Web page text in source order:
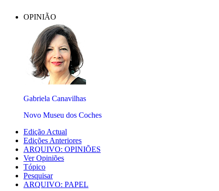
OPINIÃO
Gabriela Canavilhas
Novo Museu dos Coches
Edição Actual
Edições Anteriores
ARQUIVO: OPINIÕES
Ver Opiniões
Tópico
Pesquisar
ARQUIVO: PAPEL